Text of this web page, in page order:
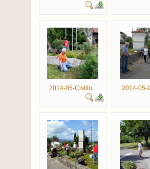
2014-05-Cistiln... 2014-05-